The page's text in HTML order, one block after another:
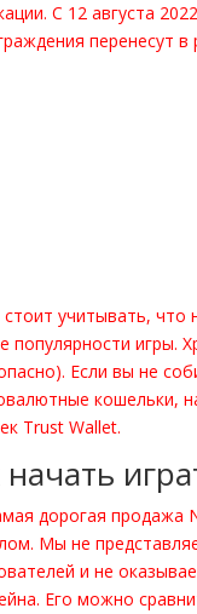
С 12 августа
перенесут
учитывать, что
популярности игры.
Eсли вы не
кошельки,
Trust Wallet.
начать
дорогая продажа
Мы не
и не
Его можно